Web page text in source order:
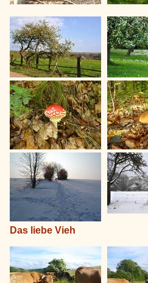
Das liebe Vieh